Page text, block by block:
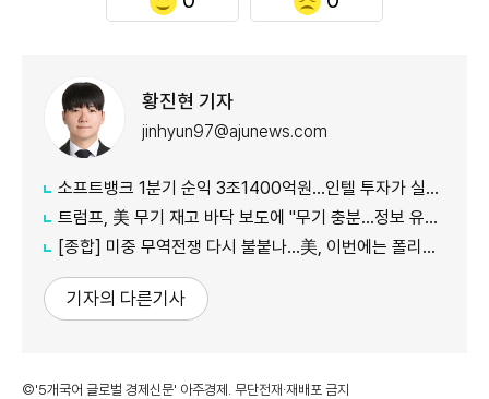
황진현 기자
jinhyun97@ajunews.com
소프트뱅크 1분기 순익 3조1400억원…인텔 투자가 실적 견인
트럼프, 美 무기 재고 바닥 보도에 "무기 충분…정보 유출자에 장기형"
[종합] 미중 무역전쟁 다시 불붙나…美, 이번에는 폴리실리콘 관세 15% 추진
기자의 다른기사
©'5개국어 글로벌 경제신문' 아주경제. 무단전재·재배포 금지